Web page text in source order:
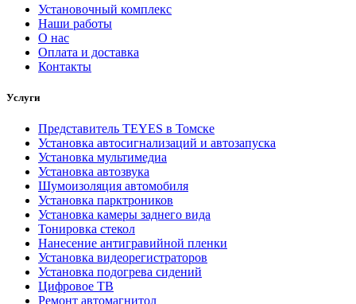
Установочный комплекс
Наши работы
О нас
Оплата и доставка
Контакты
Услуги
Представитель TEYES в Томске
Установка автосигнализаций и автозапуска
Установка мультимедиа
Установка автозвука
Шумоизоляция автомобиля
Установка парктроников
Установка камеры заднего вида
Тонировка стекол
Нанесение антигравийной пленки
Установка видеорегистраторов
Установка подогрева сидений
Цифровое ТВ
Ремонт автомагнитол